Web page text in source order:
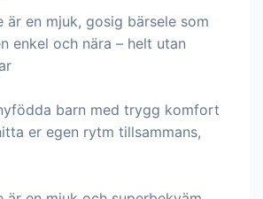
är en mjuk, gosig bärsele som
enkel och nära – helt utan
barn med trygg komfort
er egen rytm tillsammans,